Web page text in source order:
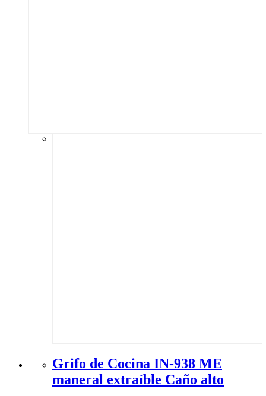
Grifo de Cocina IN-938 ME
maneral extraíble Caño alto